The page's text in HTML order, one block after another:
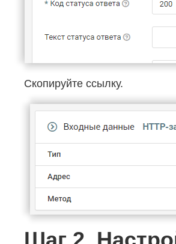
Скопируйте ссылку.